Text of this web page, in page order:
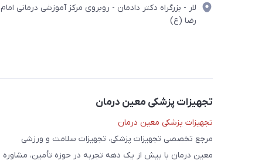
لار - بزرگراه دکتر دادمان - روبروی مرکز آموزشی درمانی امام
رضا (ع)
تجهیزات پزشکی معین درمان
تجهیزات پزشکی معین درمان
مرجع تخصصی تجهیزات پزشکی، تجهیزات سلامت و ورزشی
معین درمان با بیش از یک دهه تجربه در حوزه تأمین،